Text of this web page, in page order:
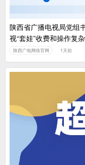
陕西省广播电视局党组
视“套娃”收费和操作复
陕西广电网络官网 1天前